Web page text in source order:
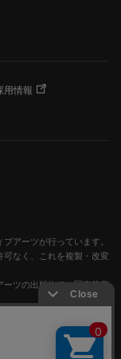
用情報
アーツが行っています。
なく、これを複製・改変
ツの出版物ほか写真等著